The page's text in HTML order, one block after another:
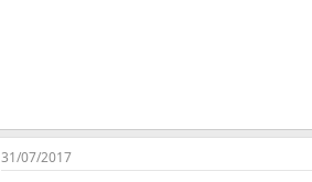
31/07/2017